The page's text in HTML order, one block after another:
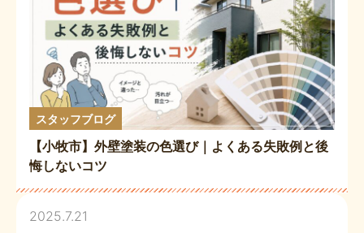
スタッフブログ
【小牧市】外壁塗装の色選び｜よくある失敗例と後
悔しないコツ
2025.7.21